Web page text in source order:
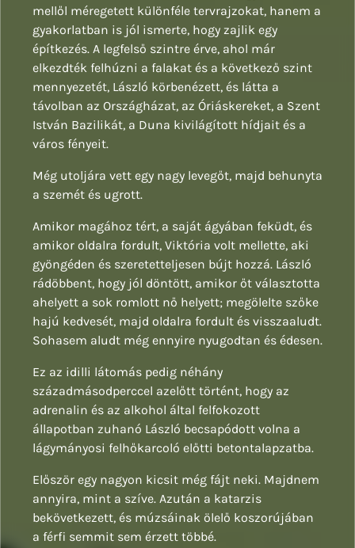
mellől méregetett különféle tervrajzokat, hanem a
gyakorlatban is jól ismerte, hogy zajlik egy
építkezés. A legfelső szintre érve, ahol már
elkezdték felhúzni a falakat és a következő szint
mennyezetét, László körbenézett, és látta a
távolban az Országházat, az Óriáskereket, a Szent
István Bazilikát, a Duna kivilágított hídjait és a
város fényeit.
Még utoljára vett egy nagy levegőt, majd behunyta
a szemét és ugrott.
Amikor magához tért, a saját ágyában feküdt, és
amikor oldalra fordult, Viktória volt mellette, aki
gyöngéden és szeretetteljesen bújt hozzá. László
rádöbbent, hogy jól döntött, amikor őt választotta
ahelyett a sok romlott nő helyett; megölelte szőke
hajú kedvesét, majd oldalra fordult és visszaaludt.
Sohasem aludt még ennyire nyugodtan és édesen.
Ez az idilli látomás pedig néhány
századmásodperccel azelőtt történt, hogy az
adrenalin és az alkohol által felfokozott
állapotban zuhanó László becsapódott volna a
lágymányosi felhőkarcoló előtti betontalapzatba.
Először egy nagyon kicsit még fájt neki. Majdnem
annyira, mint a szíve. Azután a katarzis
bekövetkezett, és múzsáinak ölelő koszorújában
a férfi semmit sem érzett többé.